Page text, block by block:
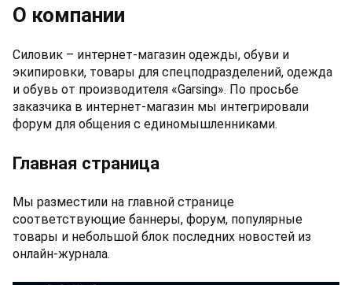
О компании
Силовик – интернет-магазин одежды, обуви и
экипировки, товары для спецподразделений, одежда
и обувь от производителя «Garsing». По просьбе
заказчика в интернет-магазин мы интегрировали
форум для общения с единомышленниками.
Главная страница
Мы разместили на главной странице
соответствующие баннеры, форум, популярные
товары и небольшой блок последних новостей из
онлайн-журнала.